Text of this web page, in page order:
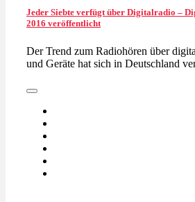
Jeder Siebte verfügt über Digitalradio –
2016 veröffentlicht
Der Trend zum Radiohören über
und Geräte hat sich in Deutschland